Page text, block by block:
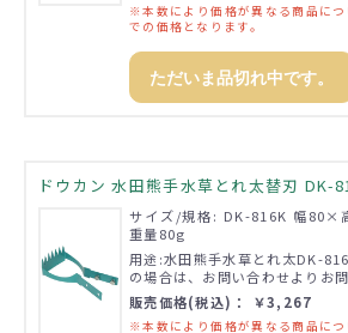
※本数により価格が異なる商品に
での価格となります。
ただいま品切れ中です。
ドウカン 水田熊手水草とれ太替刃 DK-
サイズ/規格: DK-816K 幅
重量80g
用途:水田熊手水草とれ太DK-
の場合は、お問い合わせよりお
販売価格(税込)： ￥3,267
※本数により価格が異なる商品に